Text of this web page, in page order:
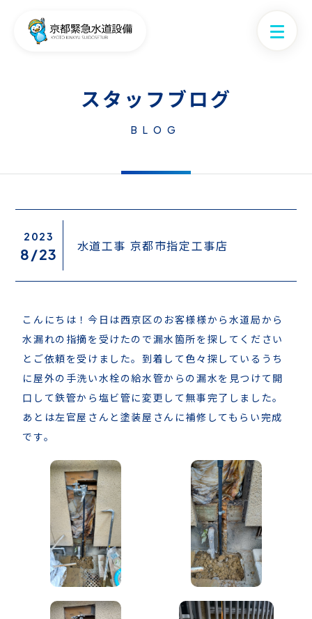
スタッフブログ
BLOG
2023
8/23 水道工事 京都市指定工事店
こんにちは！今日は西京区のお客様様から水道局から
水漏れの指摘を受けたので漏水箇所を探してください
とご依頼を受けました。到着して色々探しているうち
に屋外の手洗い水栓の給水管からの漏水を見つけて開
口して鉄管から塩ビ管に変更して無事完了しました。
あとは左官屋さんと塗装屋さんに補修してもらい完成
です。